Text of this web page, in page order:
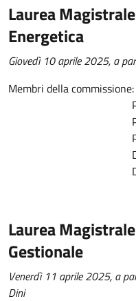
Laurea
Energetica
Giovedì 10 aprile 2025, a
Membri della commissione:
Prof. Marco
Prof.
Prof.
Dott.
Dott.ssa
Laurea
Gestionale
Venerdì 11 aprile 2025, a
Dini